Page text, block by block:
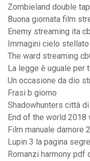
Zombieland double
Buona giornata film
Enemy streaming ita
Immagini cielo
The ward streaming
La legge è uguale per
Un occasione da dio
Frasi b giorno
Shadowhunters città
End of the world 2018
Film manuale damore 2
Lupin 3 la pagina
Romanzi harmony pdf